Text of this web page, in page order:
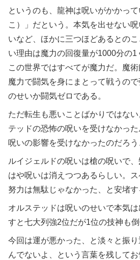
というのも、龍神は呪いがかかっ
こ）」だという。本気を出せない
いなど、ほかに三つほどあるとの
い理由は魔力の回復量が1000分の1
この世界ではすべてが魔力だ。魔
魔力で闘気を身にまとって戦うの
のせいか闘気ゼロである。
ただ転生も悪いことばかりではな
テッドの恐怖の呪いを受けなかっ
呪いの影響を受けなかったのだろう
ルイジェルドの呪いは槍の呪いで
はや呪いは消えつつあるらしい。
努力は無駄じゃなかった、と安堵す
オルステッドは呪いのせいで本気
すと七大列強2位だが1位の技神も倒
今回は運が悪かった、と淡々と振
んでないよ、という言葉を残して